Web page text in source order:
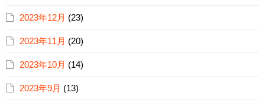
2023年12月 (23)
2023年11月 (20)
2023年10月 (14)
2023年9月 (13)